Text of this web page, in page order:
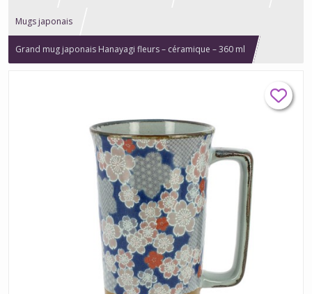
Mugs japonais
Grand mug japonais Hanayagi fleurs – céramique – 360 ml